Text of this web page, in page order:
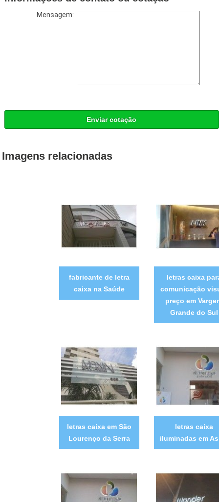
Mensagem:
Enviar cotação
Imagens relacionadas
fabricante de letra
caixa na Saúde
letras caixa
comunicação
preço em
Grande do Sul
letras caixa em São
Lourenço da Serra
letras caixa
iluminadas em